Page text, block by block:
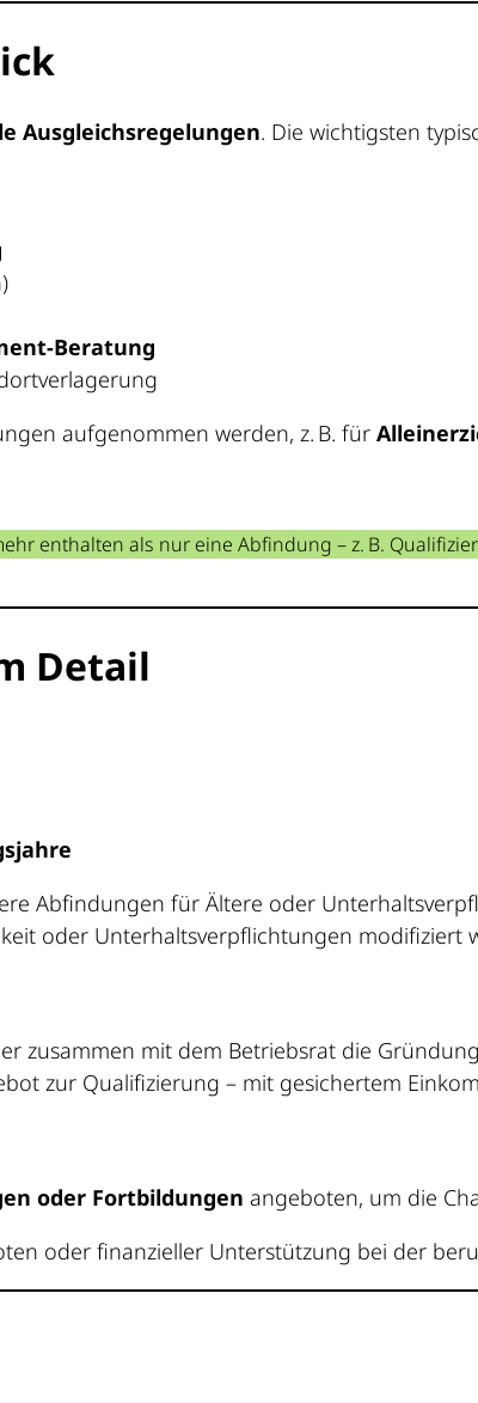
Ausgleichsregelungen. Die wichtigsten
Beratung
aufgenommen werden, z. B. für
enthalten als nur eine Abfindung – z. B.
Detail
Abfindungen für Ältere oder
oder Unterhaltsverpflichtungen modifiziert
zusammen mit dem Betriebsrat die
zur Qualifizierung – mit gesichertem
oder Fortbildungen angeboten, um die
oder finanzieller Unterstützung bei der